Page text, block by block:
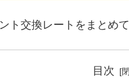
ト交換レートをまとめて
目次